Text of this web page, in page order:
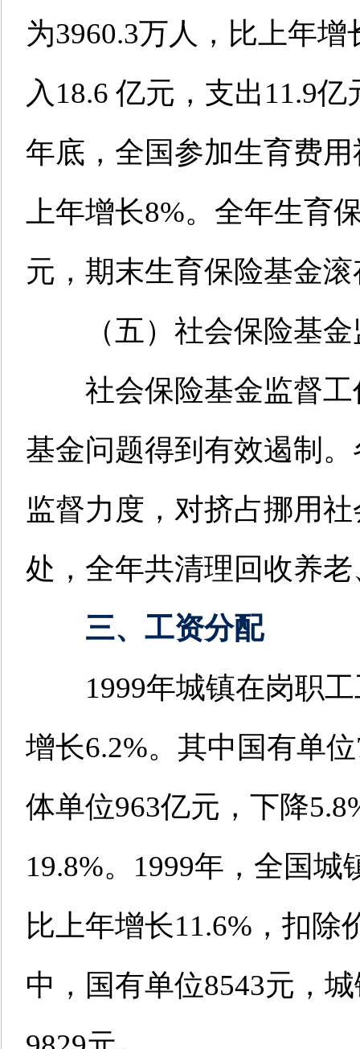
为3960.3万人，比上年
入18.6 亿元，支出11.9
年底，全国参加生育费
上年增长8%。全年生育
元，期末生育保险基金
（五）社会保险基金
社会保险基金监督工
基金问题得到有效遏制
监督力度，对挤占挪用
处，全年共清理回收养
三、工资分配
1999年城镇在岗职工
增长6.2%。其中国有单
体单位963亿元，下降
19.8%。1999年，全国
比上年增长11.6%，扣除
中，国有单位8543元，